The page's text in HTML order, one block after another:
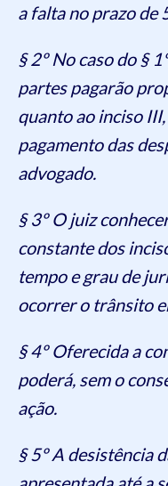
a falta no prazo de
§ 2º No caso do §
partes pagarão
quanto ao inciso
pagamento das
advogado.
§ 3º O juiz
constante dos
tempo e grau de
ocorrer o trânsito
§ 4º Oferecida a
poderá, sem o
ação.
§ 5º A desistência